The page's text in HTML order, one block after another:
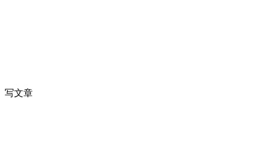
写文章